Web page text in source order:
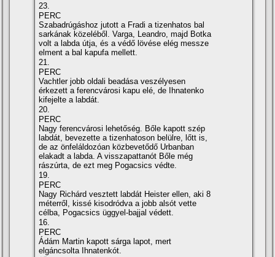
23.
PERC
Szabadrúgáshoz jutott a Fradi a tizenhatos bal
sarkának közeléből. Varga, Leandro, majd Botka
volt a labda útja, és a védő lövése elég messze
elment a bal kapufa mellett.
21.
PERC
Vachtler jobb oldali beadása veszélyesen
érkezett a ferencvárosi kapu elé, de Ihnatenko
kifejelte a labdát.
20.
PERC
Nagy ferencvárosi lehetőség. Bőle kapott szép
labdát, bevezette a tizenhatoson belülre, lőtt is,
de az önfeláldozóan közbevetődő Urbanban
elakadt a labda. A visszapattanót Bőle még
rászúrta, de ezt meg Pogacsics védte.
19.
PERC
Nagy Richárd vesztett labdát Heister ellen, aki 8
méterről, kissé kisodródva a jobb alsót vette
célba, Pogacsics üggyel-bajjal védett.
16.
PERC
Ádám Martin kapott sárga lapot, mert
elgáncsolta Ihnatenkót.